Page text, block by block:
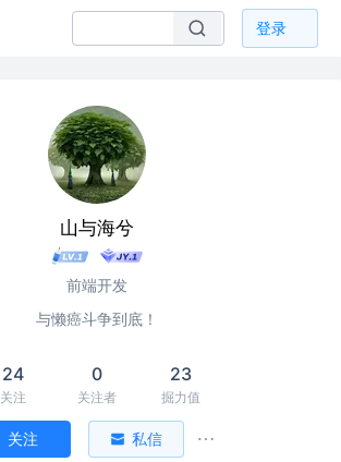
登录
山与海兮
前端开发
与懒癌斗争到底！
24
关注
0
关注者
23
掘力值
关注 私信